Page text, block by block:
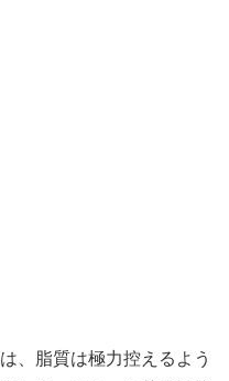
、脂質は極力控えるよう